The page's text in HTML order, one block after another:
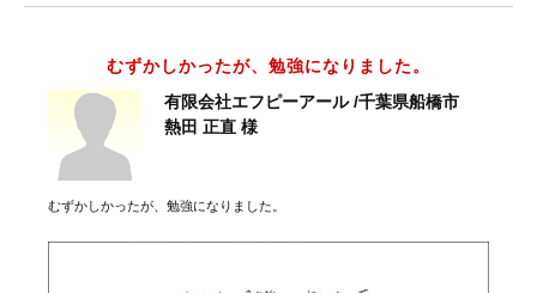
むずかしかったが、勉強になりました。
有限会社エフピーアール /千葉県船橋市
熱田 正直 様
むずかしかったが、勉強になりました。